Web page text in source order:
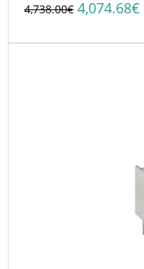
4,738.00€ 4,074.68€